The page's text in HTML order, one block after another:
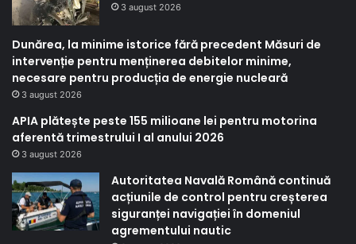
3 august 2026
Dunărea, la minime istorice fără precedent Măsuri de
intervenție pentru menținerea debitelor minime,
necesare pentru producția de energie nucleară
3 august 2026
APIA plătește peste 155 milioane lei pentru motorina
aferentă trimestrului I al anului 2026
3 august 2026
Autoritatea Navală Română continuă
acțiunile de control pentru creșterea
siguranței navigației în domeniul
agrementului nautic